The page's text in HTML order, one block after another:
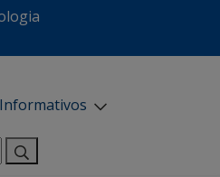
Informativos